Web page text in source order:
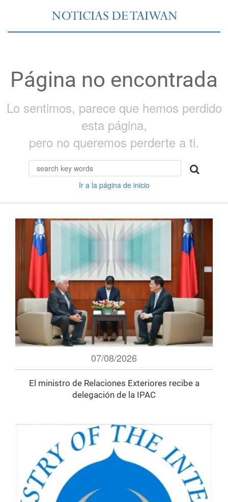
Página no encontrada
Lo sentimos, parece que hemos perdido
esta página,
pero no queremos perderte a ti.
Ir a la página de inicio
07/08/2026
El ministro de Relaciones Exteriores recibe a
delegación de la IPAC